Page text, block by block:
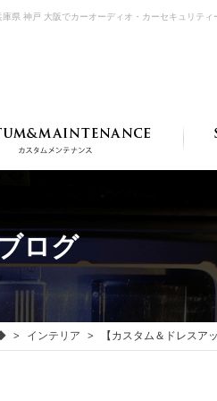
庫県 神戸 大阪でカーオーディオ・カーセキュリテ
ログ
インテリア 【カスタム＆ドレス